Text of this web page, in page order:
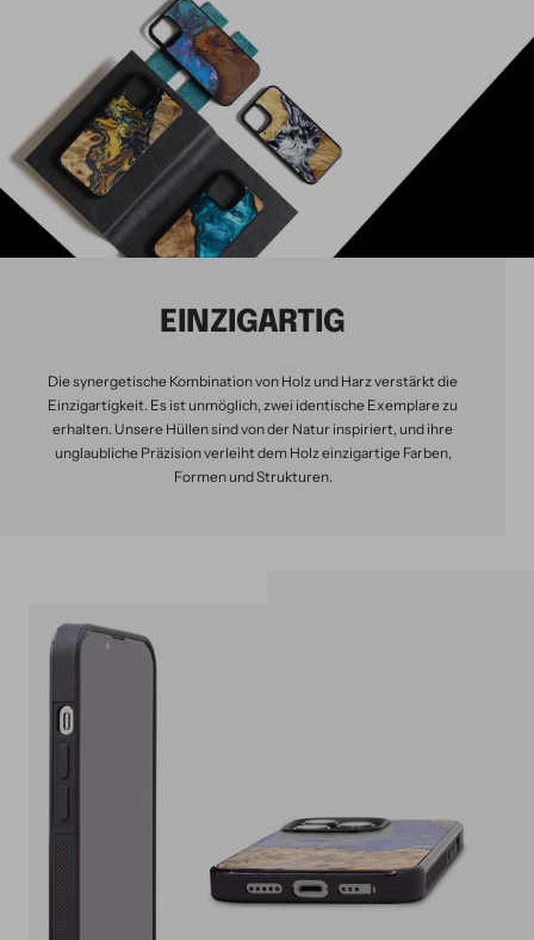
EINZIGARTIG
Die synergetische Kombination von Holz und Harz verstärkt die
Einzigartigkeit. Es ist unmöglich, zwei identische Exemplare zu
erhalten. Unsere Hüllen sind von der Natur inspiriert, und ihre
unglaubliche Präzision verleiht dem Holz einzigartige Farben,
Formen und Strukturen.